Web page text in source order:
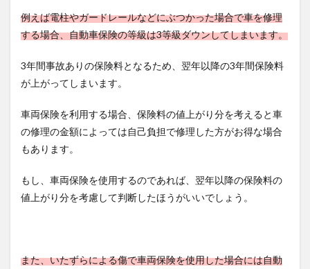
例えば電柱やガードレールなどにぶつかった場合で車を修理
する場合、自動車保険の等級は3等級ダウンしてしまいます。
3年間事故ありの保険料となるため、翌年以降の3年間保険料
が上がってしまいます。
車両保険を利用する場合、保険料の値上がり分を考えると車
の修理の金額によっては自己負担で修理した方がお得な場合
もあります。
もし、車両保険を使用するのであれば、翌年以降の保険料の
値上がり分を考慮して判断したほうがいいでしょう。
また、いたずらによる傷で車両保険を使用した場合には自動